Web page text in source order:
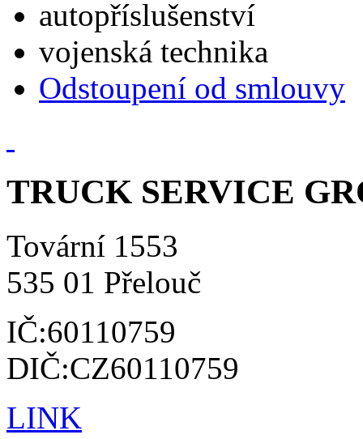
autopříslušenství
vojenská technika
Odstoupení od smlouvy
TRUCK SERVICE
Tovární 1553
535 01 Přelouč
IČ:60110759
DIČ:CZ60110759
LINK